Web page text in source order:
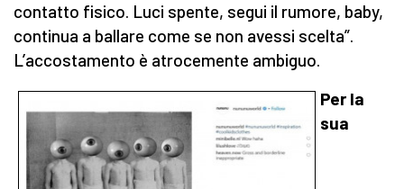
contatto fisico. Luci spente, segui il rumore, baby,
continua a ballare come se non avessi scelta”.
L’accostamento è atrocemente ambiguo.
Per la
sua